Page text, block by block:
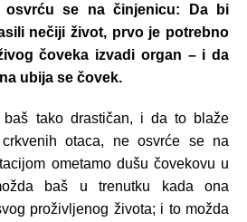
osvrću se na činjenicu: Da bi
nečiji život, prvo je potrebno
čoveka izvadi organ – i da
ubija se čovek.
tako drastičan, i da to blaže
otaca, ne osvrće se na
ometamo dušu čovekovu u
baš u trenutku kada ona
proživljenog života; i to možda